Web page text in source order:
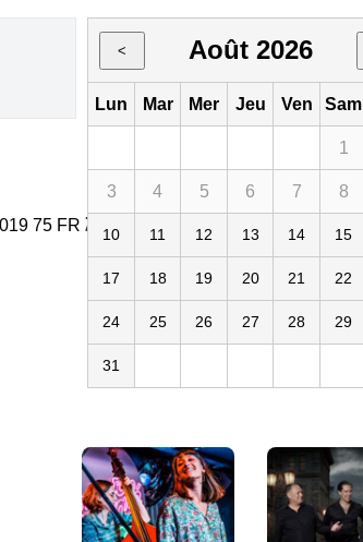
75 FR Zénith Paris - La Villette
< Août 2026
Lun Mar Mer Jeu Ven Sam
1
3 4 5 6 7 8
10 11 12 13 14 15
17 18 19 20 21 22
24 25 26 27 28 29
31